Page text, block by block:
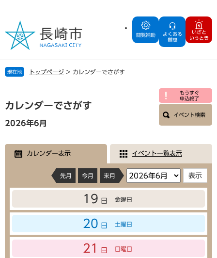
の
で
す
ー
ば
し
文
閲覧補助
よくある
質問
いざと
いうとき
現在地 トップページ > カレンダーでさがす
文
カレンダーでさがす
もうすぐ
申込終了
イベント検索
2026年6月
カレンダー表示 イベント一覧表示
先月 今月 来月
19 日 金曜日
20 日 土曜日
21 日 日曜日